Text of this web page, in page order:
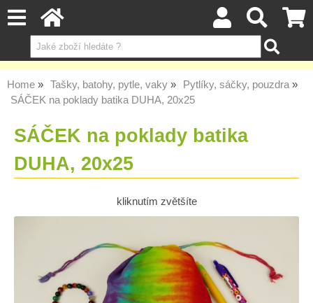
Home Tašky, batohy, pytle, vaky
Pytlíky, sáčky, pouzdra
SÁČEK na poklady batika DUHA, 20x25
SÁČEK na poklady batika
DUHA, 20x25
kliknutím zvětšíte